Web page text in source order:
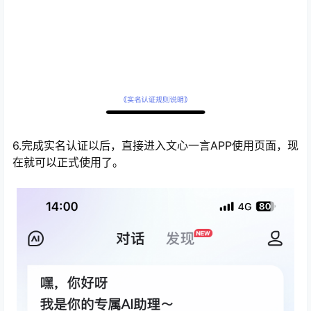
6.完成实名认证以后，直接进入文心一言APP使用页面，现
在就可以正式使用了。